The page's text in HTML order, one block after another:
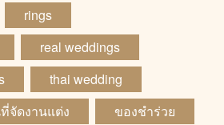
rings
real weddings
thai wedding
จัดงานแต่ง
ของชำร่วย